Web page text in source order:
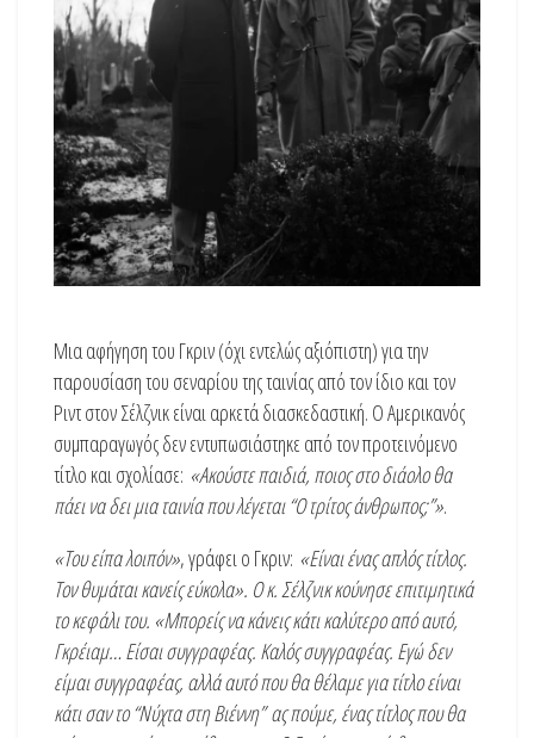
Μια αφήγηση του Γκριν (όχι εντελώς αξιόπιστη) για την
παρουσίαση του σεναρίου της ταινίας από τον ίδιο και τον
Ριντ στον Σέλζνικ είναι αρκετά διασκεδαστική. Ο Αμερικανός
συμπαραγωγός δεν εντυπωσιάστηκε από τον προτεινόμενο
τίτλο και σχολίασε: «Ακούστε παιδιά, ποιος στο διάολο θα
πάει να δει μια ταινία που λέγεται “Ο τρίτος άνθρωπος;”».
«Του είπα λοιπόν», γράφει ο Γκριν: «Eίναι ένας απλός τίτλος.
Τον θυμάται κανείς εύκολα». Ο κ. Σέλζνικ κούνησε επιτιμητικά
το κεφάλι του. «Μπορείς να κάνεις κάτι καλύτερο από αυτό,
Γκρέιαμ… Είσαι συγγραφέας. Καλός συγγραφέας. Εγώ δεν
είμαι συγγραφέας, αλλά αυτό που θα θέλαμε για τίτλο είναι
κάτι σαν το “Νύχτα στη Βιέννη” ας πούμε, ένας τίτλος που θα